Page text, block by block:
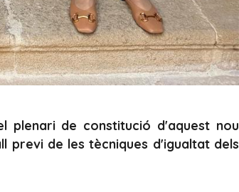
plenari de constitució d'aquest nou
previ de les tècniques d'igualtat dels